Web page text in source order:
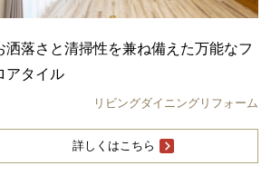
洒落さと清掃性を兼ね備えた万能なフ
アタイル
リビングダイニングリフォーム
詳しくはこちら